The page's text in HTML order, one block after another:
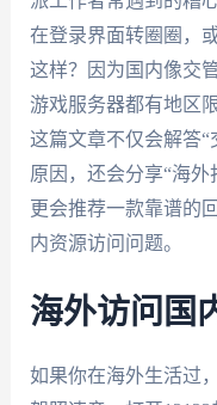
在登录界面转圈圈，
这样？因为国内像交
游戏服务器都有地区
这篇文章不仅会解答“
原因，还会分享“海外
更会推荐一款靠谱的
内资源访问问题。
海外访问国
如果你在海外生活过